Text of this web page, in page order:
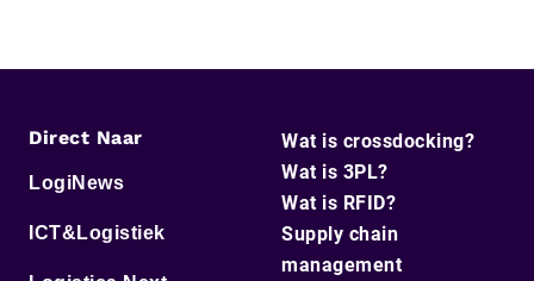
Direct Naar
LogiNews
ICT&Logistiek
Wat is crossdocking?
Wat is 3PL?
Wat is RFID?
Supply chain
management